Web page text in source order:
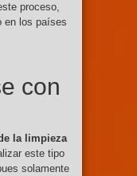
proceso,
en los países
con
la limpieza
este tipo
solamente